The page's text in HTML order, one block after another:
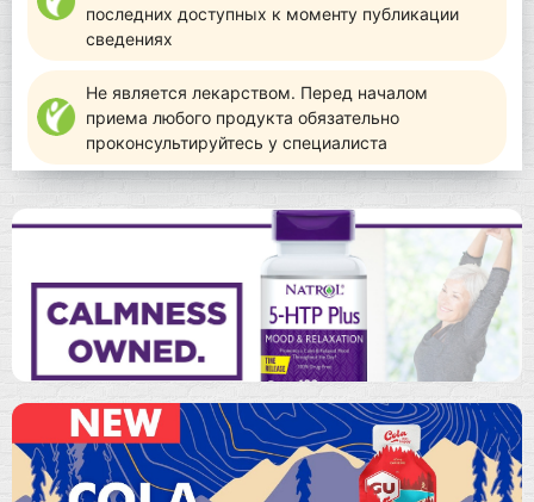
последних доступных к моменту публикации
сведениях
Не является лекарством. Перед началом
приема любого продукта обязательно
проконсультируйтесь у специалиста